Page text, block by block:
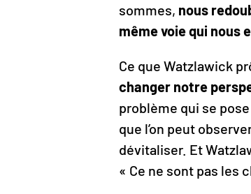
sommes, nous
même voie qui nous
Ce que Watzlawick
changer notre
problème qui se
que l’on peut
dévitaliser. Et
« Ce ne sont pas les